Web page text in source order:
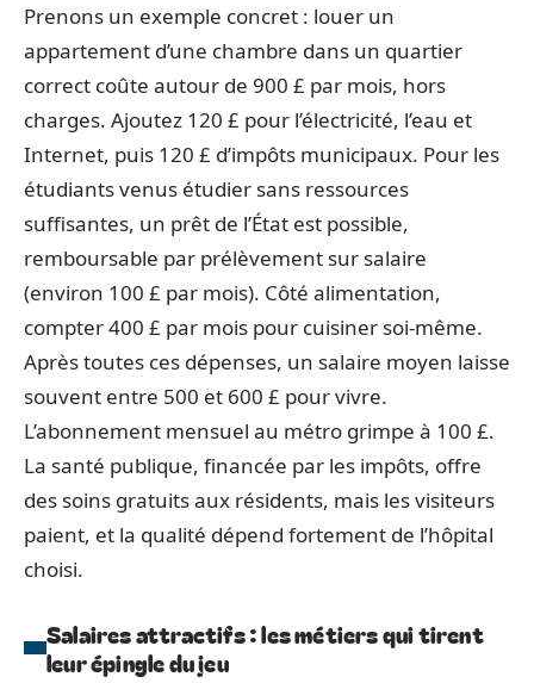
Prenons un exemple concret : louer un
appartement d’une chambre dans un quartier
correct coûte autour de 900 £ par mois, hors
charges. Ajoutez 120 £ pour l’électricité, l’eau et
Internet, puis 120 £ d’impôts municipaux. Pour les
étudiants venus étudier sans ressources
suffisantes, un prêt de l’État est possible,
remboursable par prélèvement sur salaire
(environ 100 £ par mois). Côté alimentation,
compter 400 £ par mois pour cuisiner soi-même.
Après toutes ces dépenses, un salaire moyen laisse
souvent entre 500 et 600 £ pour vivre.
L’abonnement mensuel au métro grimpe à 100 £.
La santé publique, financée par les impôts, offre
des soins gratuits aux résidents, mais les visiteurs
paient, et la qualité dépend fortement de l’hôpital
choisi.
Salaires attractifs : les métiers qui tirent
leur épingle du jeu